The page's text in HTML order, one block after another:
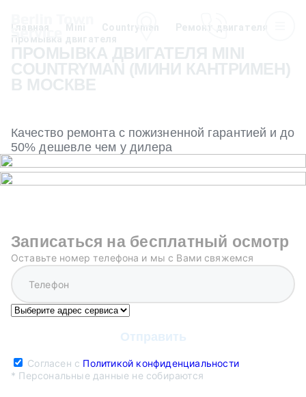
Главная Mini Countryman
Ремонт двигателя
Промывка двигателя
ПРОМЫВКА ДВИГАТЕЛЯ MINI
COUNTRYMAN (МИНИ КАНТРИМЕН)
В МОСКВЕ
Качество ремонта с пожизненной гарантией и до
50% дешевле чем у дилера
Записаться на бесплатный осмотр
Оставьте номер телефона и мы с Вами свяжемся
Согласен с Политикой конфиденциальности
* Персональные данные не собираются